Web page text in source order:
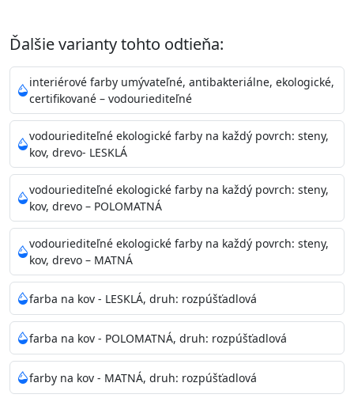
Je interiérová protiplesňová farba s iónmi
Vďaka svojmu špeciálnemu zloženiu
znižuje (o 99,9%) množstvo baktérií na povrchu náteru.
Preto jevhodná na nátery priestor s
vysokými nárokmi na hygienickú čistotu ako sú
nemocnice, pôrodnice, operačné
sály, potravinárske priestory, detské izby, školy,
škôlky, telocvične, a samozrejme je
vhodná aj do bežných priestorov. Je plne umývateľná
(trieda 2 podľa EN 13300) pri
zachovaní priedušnosti vodných pár z natretých
povrchov. Má vynikajúcu kryciu schopnosť,
vysokú výdatnosť a výborný rozliv. Je možné ju tónovať v
bohatej škále odtieňov.
Odtieň: Biela + je možné tónovať podľa RAL, NCS,
Pantone
Ďalšie varianty tohto odtieňa:
interiérové farby umývateľné, antibakteriálne, ekologické,
certifikované – vodouriediteľné
vodouriediteľné ekologické farby na každý povrch: steny,
kov, drevo- LESKLÁ
vodouriediteľné ekologické farby na každý povrch: steny,
kov, drevo – POLOMATNÁ
vodouriediteľné ekologické farby na každý povrch: steny,
kov, drevo – MATNÁ
farba na kov - LESKLÁ, druh: rozpúšťadlová
farba na kov - POLOMATNÁ, druh: rozpúšťadlová
farby na kov - MATNÁ, druh: rozpúšťadlová